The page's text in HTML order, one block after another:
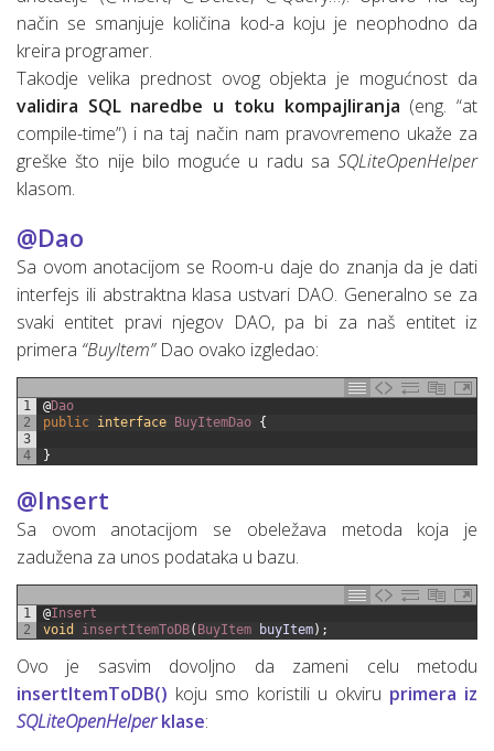
način se smanjuje količina kod-a koju je neophodno da
kreira programer.
Takodje velika prednost ovog objekta je mogućnost da
validira SQL naredbe u toku kompajliranja (eng. “at
compile-time”) i na taj način nam pravovremeno ukaže za
greške što nije bilo moguće u radu sa SQLiteOpenHelper
klasom.
@Dao
Sa ovom anotacijom se Room-u daje do znanja da je dati
interfejs ili abstraktna klasa ustvari DAO. Generalno se za
svaki entitet pravi njegov DAO, pa bi za naš entitet iz
primera “BuyItem”Dao ovako izgledao:
1
2
3
4
@Dao
public interface BuyItemDao {
}
@Insert
Sa ovom anotacijom se obeležava metoda koja je
zadužena za unos podataka u bazu.
1
2
@Insert
void
insertItemToDB( BuyItem buyItem) ;
Ovo je sasvim dovoljno da zameni celu metodu
insertItemToDB() koju smo koristili u okviru primera iz
SQLiteOpenHelperklase: